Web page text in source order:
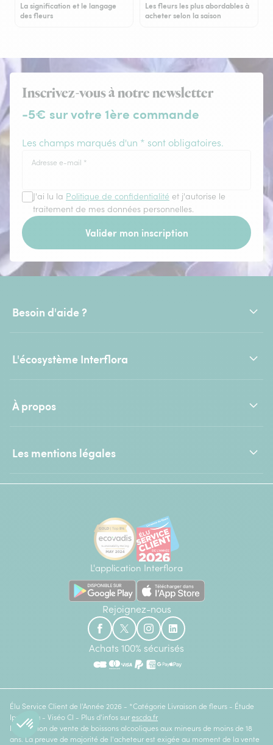
La signification et le langage
des fleurs
Les fleurs les plus abordables à
acheter selon la saison
Inscrivez-vous à notre newsletter
-5€ sur votre 1ère commande
Les champs marqués d'un * sont obligatoires.
Adresse e-mail *
J'ai lu la Politique de confidentialité et j'autorise le
traitement de mes données personnelles.
Valider mon inscription
Besoin d'aide ?
L'écosystème Interflora
À propos
Les mentions légales
L'application Interflora
Rejoignez-nous
Achats 100% sécurisés
Élu Service Client de l'Année 2026 - *Catégorie Livraison de fleurs - Étude
Ipsos bva - Viséo CI - Plus d'infos sur escda.fr
Interdiction de vente de boissons alcooliques aux mineurs de moins de 18
ans. La preuve de majorité de l'acheteur est exigée au moment de la vente